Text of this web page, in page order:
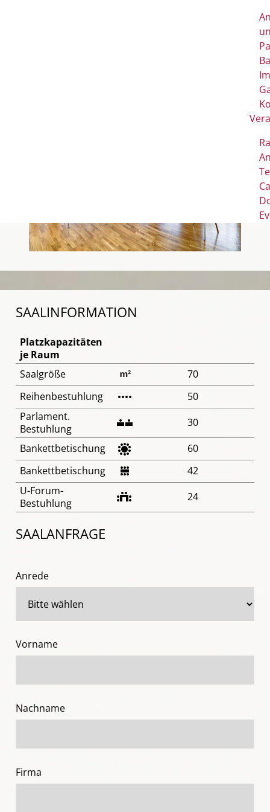
SAALINFORMATION
Platzkapazitäten
je Raum
Saalgröße
70
Reihenbestuhlung
50
Parlament.
Bestuhlung
30
Bankettbetischung
60
Bankettbetischung
42
U-Forum-
Bestuhlung
24
SAALANFRAGE
Anrede
Vorname
Nachname
Firma